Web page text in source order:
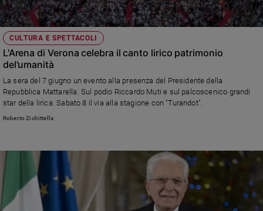
CULTURA E SPETTACOLI
L'Arena di Verona celebra il canto lirico patrimonio
del'umanità
La sera del 7 giugno un evento alla presenza del Presidente della
Repubblica Mattarella. Sul podio Riccardo Muti e sul palcoscenico grandi
star della lirica. Sabato 8 il via alla stagione con "Turandot".
Roberto Zichittella